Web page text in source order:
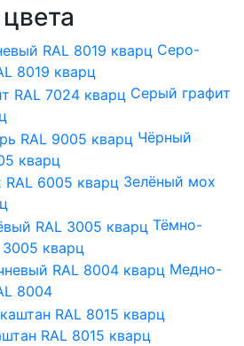
Серо-
8019 кварц
Серый графит
Чёрный
кварц
Зелёный мох
Тёмно-
кварц
Медно-
8004
RAL 8015 кварц